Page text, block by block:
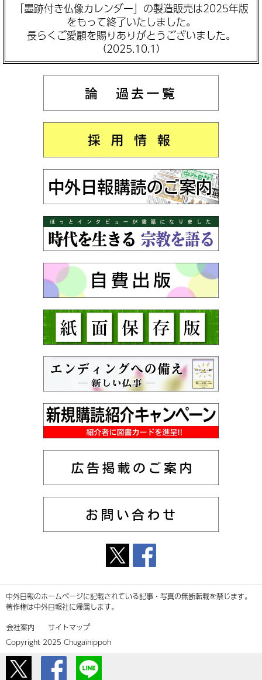
「墨跡付き仏像カレンダー」の製造販売は2025年版
をもって終了いたしました。
長らくご愛顧を賜りありがとうございました。
（2025.10.1）
中外日報のホームページに記載されている記事・写真の無断転載を禁じます。
著作権は中外日報社に帰属します。
会社案内
サイトマップ
Copyright 2025 Chugainippoh